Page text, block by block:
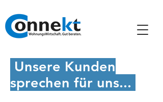
Unsere Kunden
sprechen für uns...